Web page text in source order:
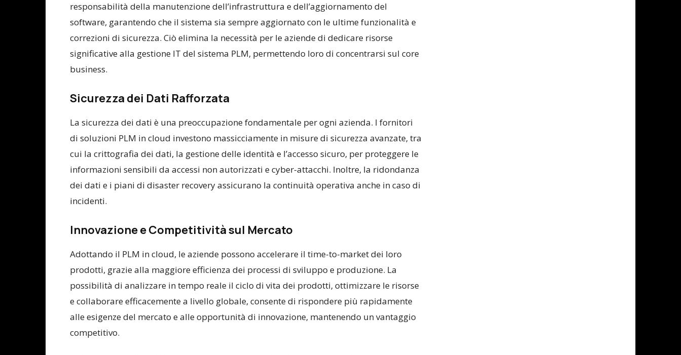
responsabilità della manutenzione dell’infrastruttura e dell’aggiornamento del
software, garantendo che il sistema sia sempre aggiornato con le ultime funzionalità e
correzioni di sicurezza. Ciò elimina la necessità per le aziende di dedicare risorse
significative alla gestione IT del sistema PLM, permettendo loro di concentrarsi sul core
business.
Sicurezza dei Dati Rafforzata
La sicurezza dei dati è una preoccupazione fondamentale per ogni azienda. I fornitori
di soluzioni PLM in cloud investono massicciamente in misure di sicurezza avanzate, tra
cui la crittografia dei dati, la gestione delle identità e l’accesso sicuro, per proteggere le
informazioni sensibili da accessi non autorizzati e cyber-attacchi. Inoltre, la ridondanza
dei dati e i piani di disaster recovery assicurano la continuità operativa anche in caso di
incidenti.
Innovazione e Competitività sul Mercato
Adottando il PLM in cloud, le aziende possono accelerare il time-to-market dei loro
prodotti, grazie alla maggiore efficienza dei processi di sviluppo e produzione. La
possibilità di analizzare in tempo reale il ciclo di vita dei prodotti, ottimizzare le risorse
e collaborare efficacemente a livello globale, consente di rispondere più rapidamente
alle esigenze del mercato e alle opportunità di innovazione, mantenendo un vantaggio
competitivo.